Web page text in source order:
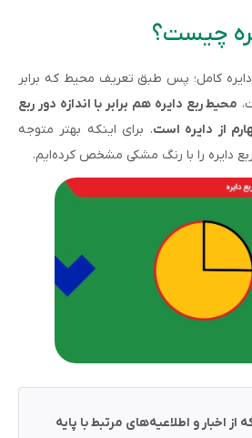
چیست؟
کامل؛ پس طبق تعریف محیط که برابر
محیط ربع دایره هم برابر با اندازه دور ربع
از دایره است. برای اینکه بهتر متوجه
دایره را با رنگ مشکی مشخص کرده‌ایم.
از اخبار و اطلاعیه‌های مرتبط با پایه